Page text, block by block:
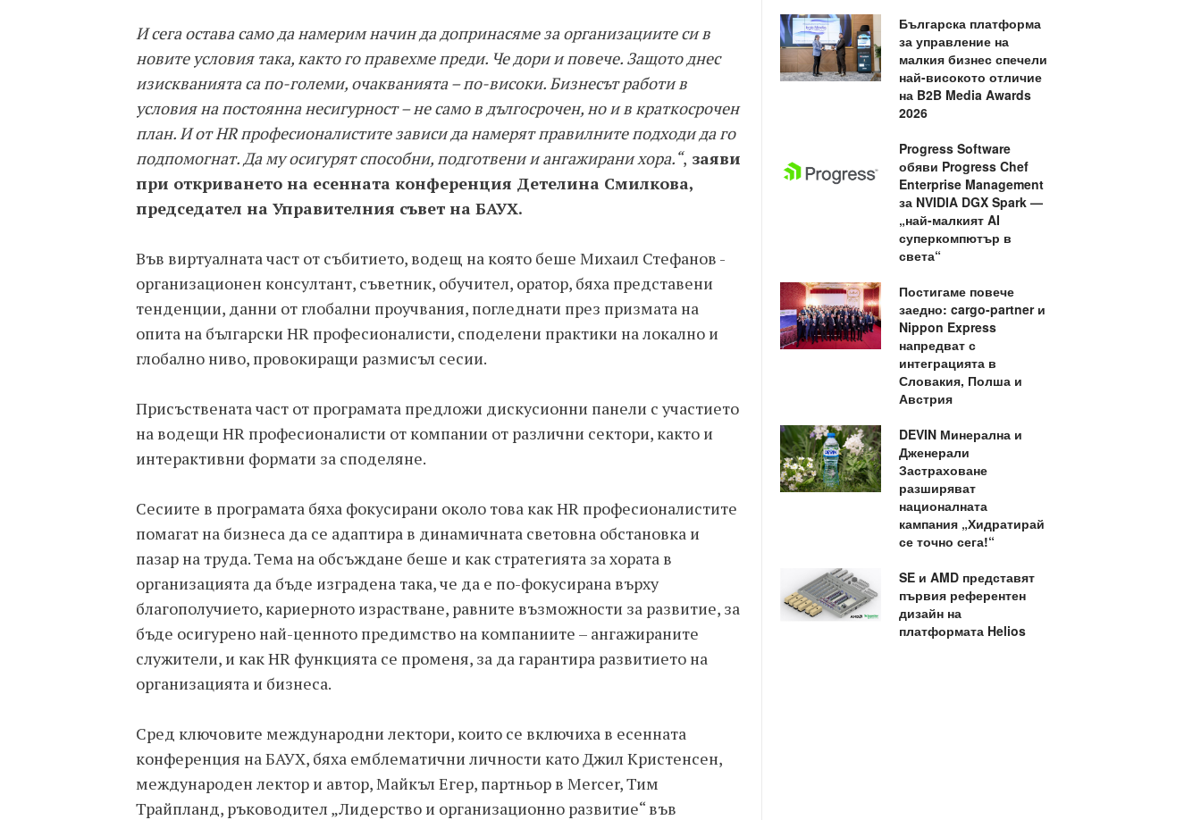
И сега остава само да намерим начин да допринасяме за организациите си в
новите условия така, както го правехме преди. Че дори и повече. Защото днес
изискванията са по-големи, очакванията – по-високи. Бизнесът работи в
условия на постоянна несигурност – не само в дългосрочен, но и в краткосрочен
план. И от HR професионалистите зависи да намерят правилните подходи да го
подпомогнат. Да му осигурят способни, подготвени и ангажирани хора.“, заяви
при откриването на есенната конференция Детелина Смилкова,
председател на Управителния съвет на БАУХ.
Във виртуалната част от събитието, водещ на която беше Михаил Стефанов -
организационен консултант, съветник, обучител, оратор, бяха представени
тенденции, данни от глобални проучвания, погледнати през призмата на
опита на български HR професионалисти, споделени практики на локално и
глобално ниво, провокиращи размисъл сесии.
Присъствената част от програмата предложи дискусионни панели с участието
на водещи HR професионалисти от компании от различни сектори, както и
интерактивни формати за споделяне.
Сесиите в програмата бяха фокусирани около това как HR професионалистите
помагат на бизнеса да се адаптира в динамичната световна обстановка и
пазар на труда. Тема на обсъждане беше и как стратегията за хората в
организацията да бъде изградена така, че да е по-фокусирана върху
благополучието, кариерното израстване, равните възможности за развитие, за
бъде осигурено най-ценното предимство на компаниите – ангажираните
служители, и как HR функцията се променя, за да гарантира развитието на
организацията и бизнеса.
Сред ключовите международни лектори, които се включиха в есенната
конференция на БАУХ, бяха емблематични личности като Джил Кристенсен,
международен лектор и автор, Майкъл Егер, партньор в Mercer, Тим
Трайпланд, ръководител „Лидерство и организационно развитие“ във
Българска платформа
за управление на
малкия бизнес спечели
най-високото отличие
на B2B Media Awards
2026
Progress Software
обяви Progress Chef
Enterprise Management
за NVIDIA DGX Spark —
„най-малкият AI
суперкомпютър в
света“
Постигаме повече
заедно: cargo-partner и
Nippon Express
напредват с
интеграцията в
Словакия, Полша и
Австрия
DEVIN Минерална и
Дженерали
Застраховане
разширяват
националната
кампания „Хидратирай
се точно сега!“
SE и AMD представят
първия референтен
дизайн на
платформата Helios